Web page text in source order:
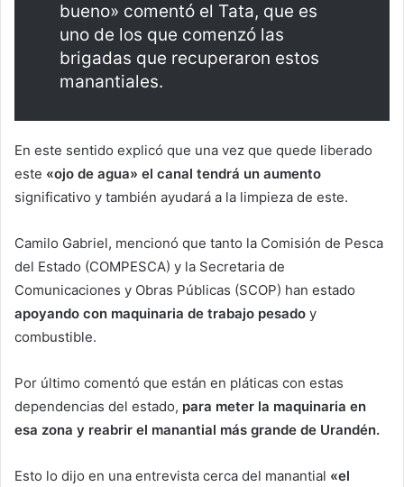
bueno» comentó el Tata, que es
uno de los que comenzó las
brigadas que recuperaron estos
manantiales.
En este sentido explicó que una vez que quede liberado
este «ojo de agua» el canal tendrá un aumento
significativo y también ayudará a la limpieza de este.
Camilo Gabriel, mencionó que tanto la Comisión de Pesca
del Estado (COMPESCA) y la Secretaria de
Comunicaciones y Obras Públicas (SCOP) han estado
apoyando con maquinaria de trabajo pesado y
combustible.
Por último comentó que están en pláticas con estas
dependencias del estado, para meter la maquinaria en
esa zona y reabrir el manantial más grande de Urandén.
Esto lo dijo en una entrevista cerca del manantial «el